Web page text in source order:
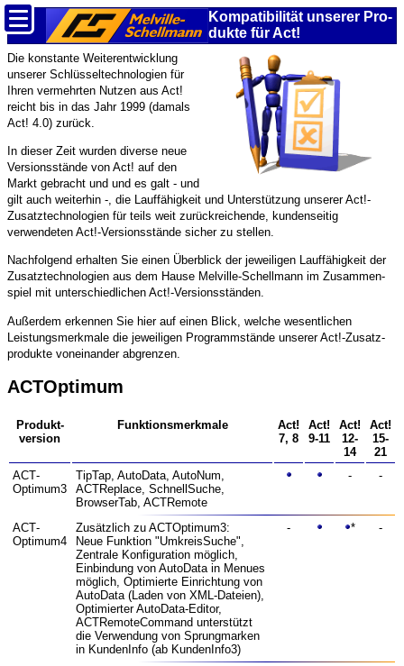
Kompa­tibilität unserer Pro­
dukte für Act!
Die konstante Weiterentwicklung
unserer Schlüssel­technologien für
Ihren vermehrten Nutzen aus Act!
reicht bis in das Jahr 1999 (damals
Act! 4.0) zurück.
In dieser Zeit wurden diverse neue
Versionsstände von Act! auf den
Markt gebracht und und es galt - und
gilt auch weiterhin -, die Lauffähigkeit und Unterstützung unserer Act!-
Zusatz­technologien für teils weit zurückreichende, kundenseitig
verwendeten Act!-Versionsstände sicher zu stellen.
Nachfolgend erhalten Sie einen Überblick der jeweiligen Lauffähigkeit der
Zusatz­technologien aus dem Hause Melville-Schellmann im Zusammen­
spiel mit unterschiedlichen Act!-Versionsständen.
Außerdem erkennen Sie hier auf einen Blick, welche wesentlichen
Leistungsmerkmale die jeweiligen Programmstände unserer Act!-Zusatz­
produkte voneinander abgrenzen.
ACTOptimum
Produkt­
version
Funktions­merkmale
Act!
7, 8
Act!
9-11
Act!
12-
14
Act!
15-
21
ACT­
Optimum3
TipTap, AutoData, AutoNum,
ACTReplace, SchnellSuche,
BrowserTab, ACTRemote
- -
ACT­
Optimum4
Zusätzlich zu ACTOptimum3:
Neue Funktion "UmkreisSuche",
Zentrale Konfiguration möglich,
Einbindung von AutoData in Menues
möglich, Optimierte Einrichtung von
AutoData (Laden von XML-Dateien),
Optimierter AutoData-Editor,
ACTRemote­Command unterstützt
die Verwendung von Sprungmarken
in KundenInfo (ab KundenInfo3)
- * -